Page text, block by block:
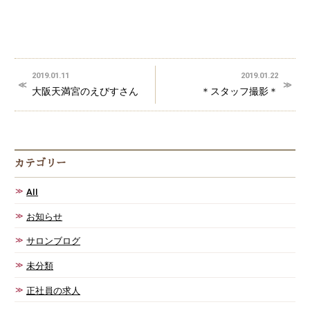
2019.01.11
大阪天満宮のえびすさん
2019.01.22
＊スタッフ撮影＊
カテゴリー
AII
お知らせ
サロンブログ
未分類
正社員の求人